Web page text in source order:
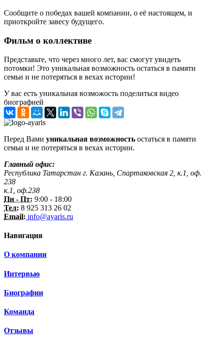
Сообщите о победах вашей компании, о её настоящем, и
приоткройте завесу будущего.
Фильм о коллективе
Представьте, что через много лет, вас смогут увидеть
потомки! Это уникальная возможность остаться в памяти
семьи и не потеряться в вехах истории!
У вас есть уникальная возможость поделиться видео
биографией
Перед Вами уникальная возможность остаться в памяти
семьи и не потеряться в вехах истории.
Главный офис:
Республика Татарстан г. Казань, Спартаковская 2, к.1, оф.
238
к.1, оф.238
Пн - Пт: 9:00 - 18:00
Тел: 8 925 313 26 02
Email: info@ayaris.ru
Навигация
О компании
Интервью
Биографии
Команда
Отзывы